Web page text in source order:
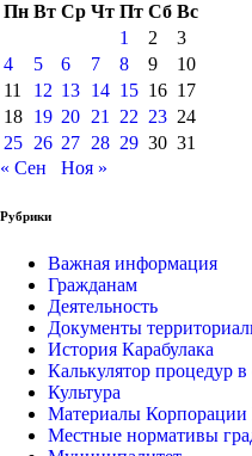
Пн Вт Ср Чт Пт Сб Вс
1
2
3
4
5 6 7 8 9
10
11
12 13 14 15 16 17
18 19 20 21 22 23 24
25 26 27 28 29 30 31
« Сен
Ноя »
Рубрики
Важная информация
Гражданам
Деятельность
Документы
История Карабулака
Калькулятор процедур в
Культура
Материалы
Местные нормативы